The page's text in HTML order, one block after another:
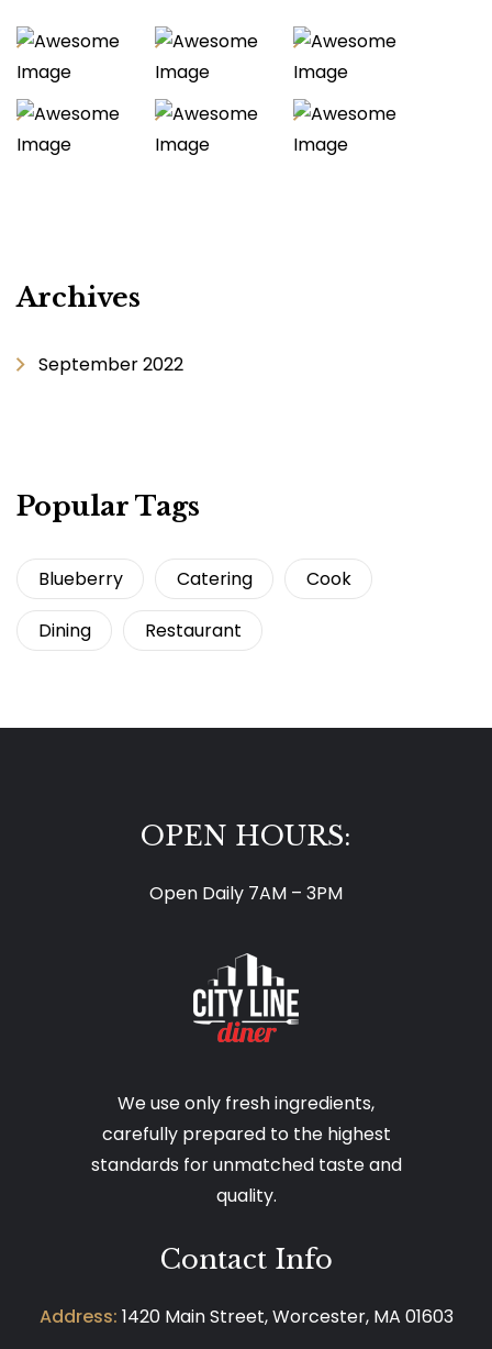
Archives
September 2022
Popular Tags
Blueberry Catering Cook
Dining Restaurant
OPEN HOURS:
Open Daily 7AM – 3PM
We use only fresh ingredients,
carefully prepared to the highest
standards for unmatched taste and
quality.
Contact Info
Address: 1420 Main Street, Worcester, MA 01603